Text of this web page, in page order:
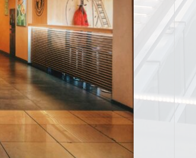
東海道新幹線から北陸新幹線へ東京駅で乗換える時の
方法と注意点